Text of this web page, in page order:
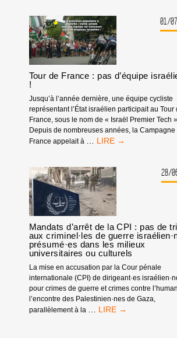
01/
Tour de France : pas d’équipe
!
Jusqu’à l’année dernière, une équipe cycliste
représentant l’État israélien participait au Tour
France, sous le nom de « Israël Premier Tech ».
Depuis de nombreuses années, la Campagne
France appelait à
TOUR
:
PAS
D’ÉQUIPE
ISRAÉLIENNE
!
28/
Mandats d’arrêt de la CPI : pas de
aux criminel·les de guerre
présumé·es dans les milieux
universitaires ou culturels
La mise en accusation par la Cour pénale
internationale (CPI) de dirigeant·es
pour crimes de guerre et crimes contre
l’encontre des Palestinien·nes de Gaza,
parallèlement à la
MANDATS